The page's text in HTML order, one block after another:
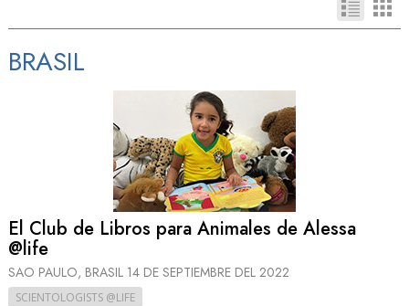
BRASIL
El Club de Libros para Animales de Alessa
@life
SAO PAULO, BRASIL 14 DE SEPTIEMBRE DEL 2022
SCIENTOLOGISTS @LIFE